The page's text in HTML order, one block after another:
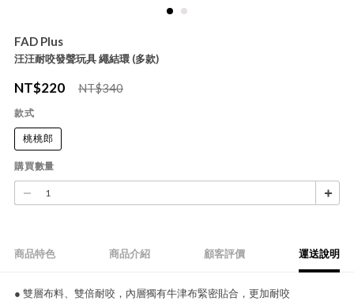
FAD Plus
汪汪耐咬發聲玩具 繩結環 (多款)
NT$220 NT$340
款式
桃桃郎
購買數量
商品特色 商品介紹 顧客評價 運送說明
● 雙層布料、雙倍耐咬，內層獨有牛津布緊密貼合，更加耐咬